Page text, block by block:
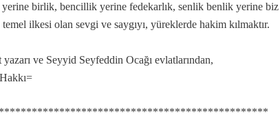
yerine birlik, bencillik yerine fedekarlık, senlik benlik yerine
temel ilkesi olan sevgi ve saygıyı, yüreklerde hakim kılmaktır.
ve Seyyid Seyfeddin Ocağı evlatlarından,